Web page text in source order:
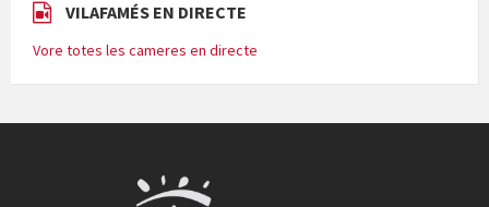
VILAFAMÉS EN DIRECTE
Vore totes les cameres en directe